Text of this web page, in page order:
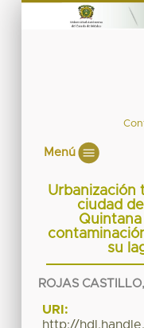
Menú
Urbanización
ciudad
su
ROJAS
URI:
http://